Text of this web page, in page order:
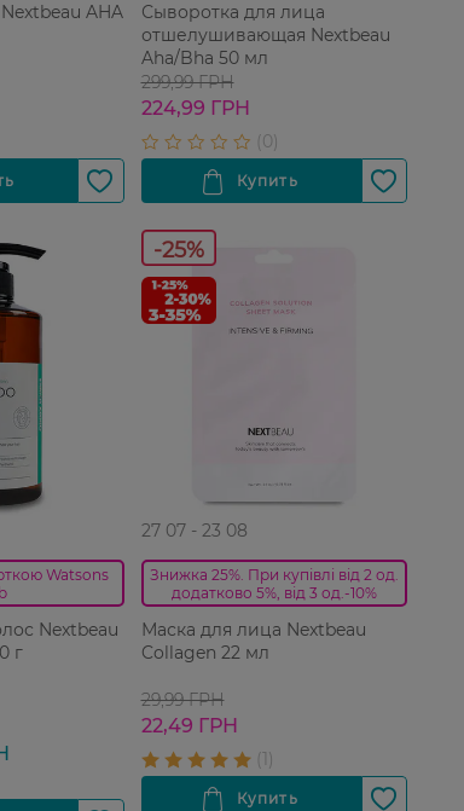
AHA
Сыворотка для лица
отшелушивающая Nextbeau
Aha/Bha 50 мл
299,99 ГРН
224,99 ГРН
Watsons
Nextbeau
г
-25%
27 07 - 23 08
Знижка 25%. При купівлі від 2 од.
додатково 5%, від 3 од.-10%
Маска для лица Nextbeau
Collagen 22 мл
29,99 ГРН
22,49 ГРН